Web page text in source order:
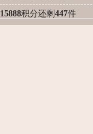
15888积分还剩 447件